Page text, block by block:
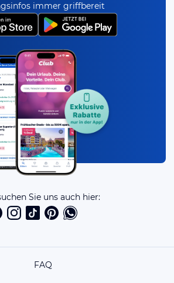
immer griffbereit
Sie uns auch hier:
FAQ